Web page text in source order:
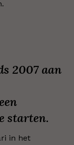
2007 aan
starten.
in het